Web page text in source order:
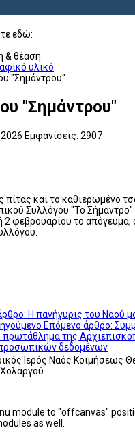
εδώ:
& θέαση
υλικό
"Σημάντρου"
"Σημάντρου"
Εμφανίσεις: 2907
πίτας και το καθιερωμένο
Συλλόγου "Το
2 φεβρουαρίου το απόγευμα,
Η πανήγυρις του Ναού
Επόμενο άρθρο:
πρωτάθλημα της
Ιερός Ναός Κοιμήσεως
module to "offcanvas"
as well.